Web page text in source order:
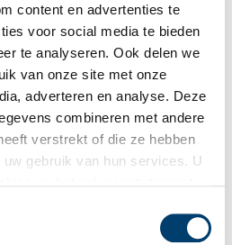
content en advertenties te
voor social media te bieden
te analyseren. Ook delen we
van onze site met onze
adverteren en analyse. Deze
combineren met andere
verstrekt of die ze hebben
gebruik van hun services. U
in de Nes mag dan zo nu en
zo wild als in de
de cologne-fonteinen, watervallen
Arabische acrobaten die tijdens
wordt het nooit meer.